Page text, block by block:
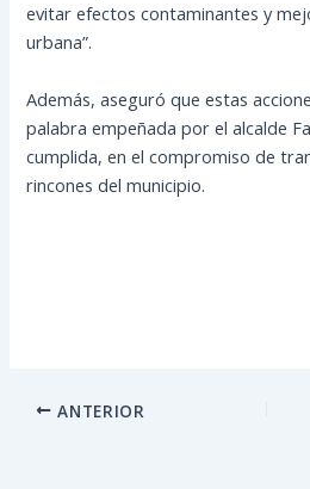
evitar efectos contaminantes y
urbana”.
Además, aseguró que estas
palabra empeñada por el alcalde
cumplida, en el compromiso de
rincones del municipio.
ANTERIOR